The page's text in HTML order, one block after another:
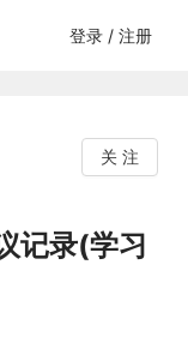
登录 / 注册
关 注
记录(学习